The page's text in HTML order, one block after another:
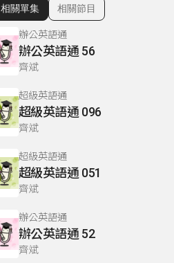
顯示相關單集
相關單集 相關節目
辦公英語通
辦公英語通 56
齊斌
超級英語通
超級英語通 096
齊斌
超級英語通
超級英語通 051
齊斌
辦公英語通
辦公英語通 52
齊斌